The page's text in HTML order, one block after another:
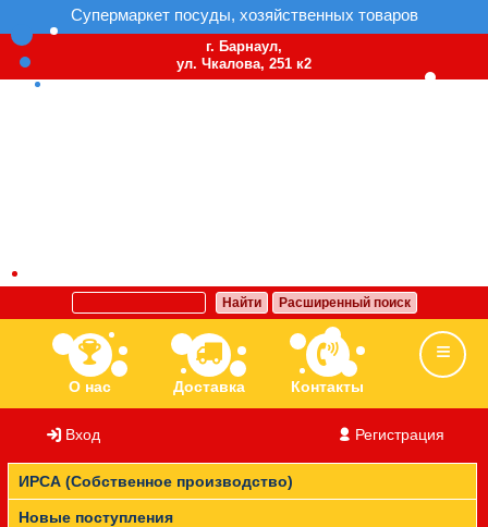
Супермаркет посуды, хозяйственных товаров
г. Барнаул,
ул. Чкалова, 251 к2
Найти Расширенный поиск
О нас Доставка Контакты
Ассортимент Бренды Вакансии
Вход Регистрация
ИРСА (Собственное производство)
Новые поступления